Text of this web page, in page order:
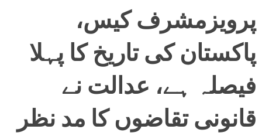
پرویزمشرف کیس،
پاکستان کی تاریخ کا پہلا
فیصلہ ہے، عدالت نے
قانونی تقاضوں کا مد نظر